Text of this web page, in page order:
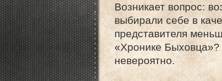
Возникает вопрос:
выбирали себе в
представителя
«Хронике Быховца»?
невероятно.